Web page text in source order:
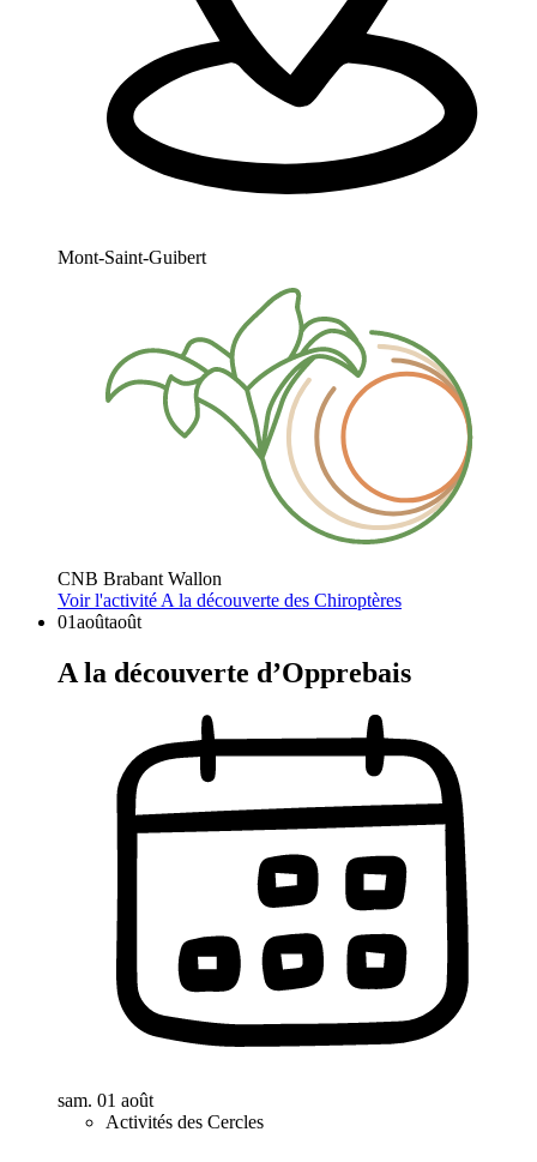
Mont-Saint-Guibert
CNB Brabant Wallon
Voir l'activité A la découverte des Chiroptères
01aoûtaoût
A la découverte d’Opprebais
sam. 01 août
Activités des Cercles